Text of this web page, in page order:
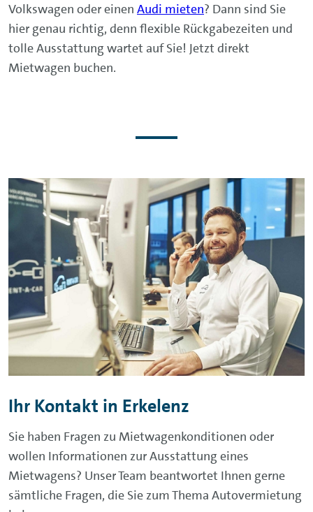
Volkswagen oder einen Audi mieten? Dann sind Sie
hier genau richtig, denn flexible Rückgabezeiten und
tolle Ausstattung wartet auf Sie! Jetzt direkt
Mietwagen buchen.
Ihr Kontakt in Erkelenz
Sie haben Fragen zu Mietwagenkonditionen oder
wollen Informationen zur Ausstattung eines
Mietwagens? Unser Team beantwortet Ihnen gerne
sämtliche Fragen, die Sie zum Thema Autovermietung